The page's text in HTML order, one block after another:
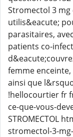
Stromectol 3
utilis&eacute;
parasitaires,
patients co-
femme
ainsi que
!hellocourtier fr
ce-que-vous-
STROMECTOL
stromectol-3-